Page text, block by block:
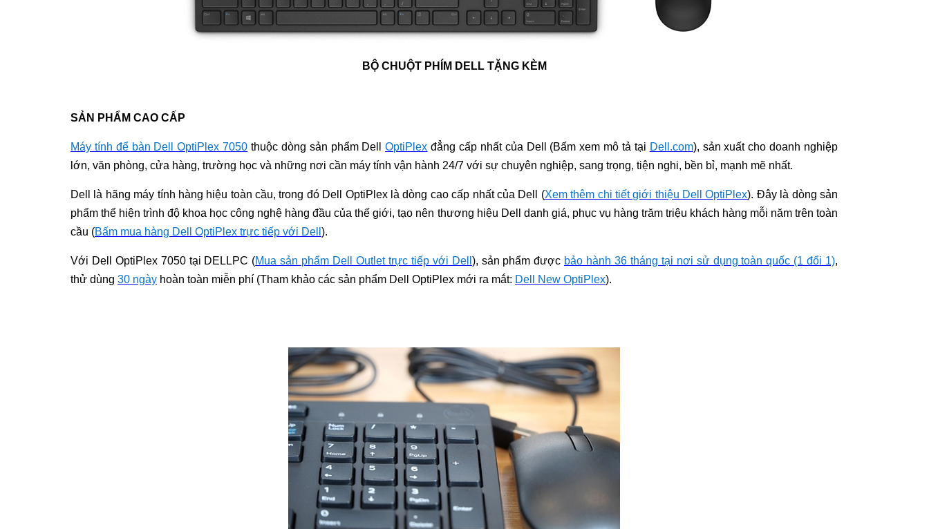
BỘ CHUỘT PHÍM DELL TẶNG KÈM
SẢN PHẨM CAO CẤP
Máy tính để bàn Dell OptiPlex 7050 thuộc dòng sản phẩm DellOptiPlex đẳng cấp nhất của Dell (Bấm xem mô tả tại Dell.com), sản xuất cho doanh nghiệp
lớn, văn phòng, cửa hàng, trường học và những nơi cần máy tính vận hành 24/7 với sự chuyên nghiệp, sang trọng, tiện nghi, bền bỉ, mạnh mẽ nhất.
Dell là hãng máy tính hàng hiệu toàn cầu, trong đó Dell OptiPlex là dòng cao cấp nhất của Dell (Xem thêm chi tiết giới thiệu Dell OptiPlex). Đây là dòng sản
phẩm thể hiện trình độ khoa học công nghệ hàng đầu của thế giới, tạo nên thương hiệu Dell danh giá, phục vụ hàng trăm triệu khách hàng mỗi năm trên toàn
cầu (Bấm mua hàng Dell OptiPlex trực tiếp với Dell ).
Với Dell OptiPlex 7050 tại DELLPC (Mua sản phẩm Dell Outlet trực tiếp với Dell ), sản phẩm được bảo hành 36 tháng tại nơi sử dụng toàn quốc (1 đổi 1),
thử dùng 30 ngày hoàn toàn miễn phí (Tham khảo các sản phẩm Dell OptiPlex mới ra mắt: Dell New OptiPlex).